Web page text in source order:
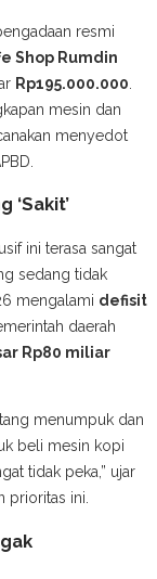
resmi
Shop Rumdin
Rp195.000.000
mesin dan
menyedot
‘Sakit’
ini terasa sangat
sedang tidak
mengalami defisit
daerah
Rp80 miliar
menumpuk dan
beli mesin kopi
tidak peka,” ujar
prioritas ini.